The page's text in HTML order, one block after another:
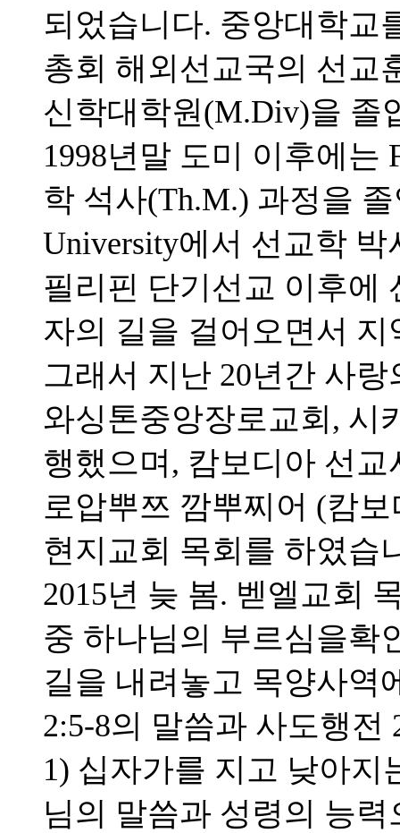
되었습니다. 중앙대학교
총회 해외선교국의 선교
신학대학원(M.Div)을 졸
1998년말 도미 이후에는
학 석사(Th.M.) 과정을
University에서 선교학
필리핀 단기선교 이후에
자의 길을 걸어오면서
그래서 지난 20년간 사
와싱톤중앙장로교회, 시
행했으며, 캄보디아 선
로압뿌쯔 깜뿌찌어 (캄
현지교회 목회를 하였습
2015년 늦 봄. 벧엘교회
중 하나님의 부르심을확
길을 내려놓고 목양사역
2:5-8의 말씀과 사도행전
1) 십자가를 지고 낮아지
님의 말씀과 성령의 능